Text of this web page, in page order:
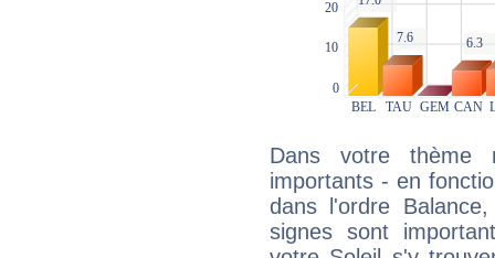
Dans votre thème
importants - en
dans l'ordre
signes sont